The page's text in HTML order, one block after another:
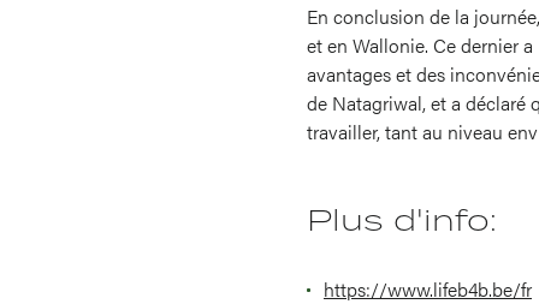
En conclusion de la
et en Wallonie. Ce dernier
avantages et des
de Natagriwal, et a déclaré
travailler, tant au niveau
Plus d'info:
https://www.lifeb4b.be/fr